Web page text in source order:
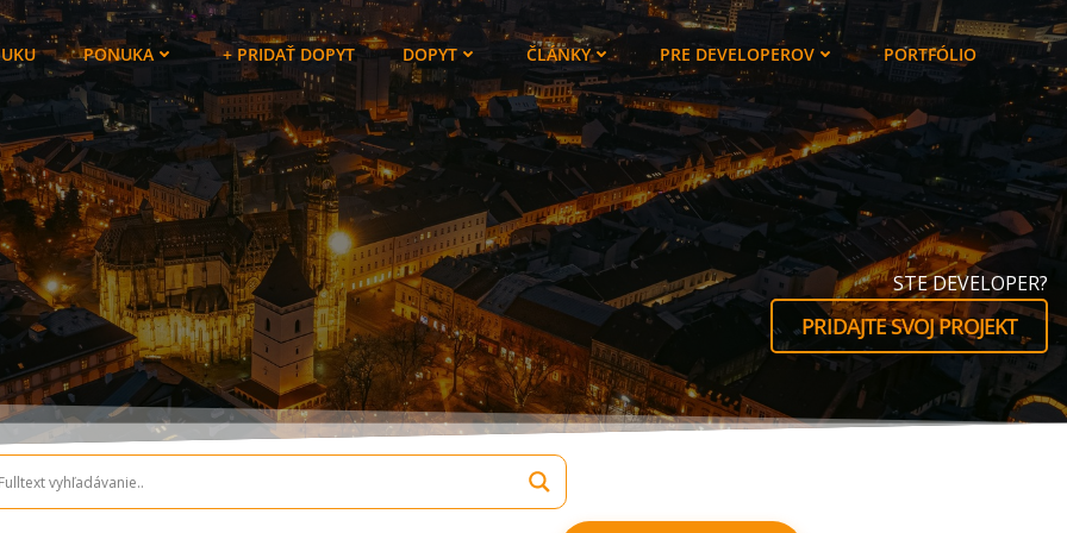
PONUKA + PRIDAŤ DOPYT DOPYT ČLÁNKY PRE DEVELOPEROV PORTFÓLIO
STE DEVELOPER?
PRIDAJTE SVOJ PROJEKT